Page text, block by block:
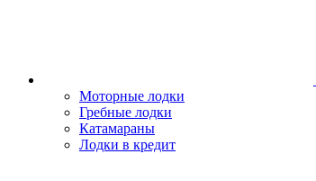
Моторные лодки
Гребные лодки
Катамараны
Лодки в кредит